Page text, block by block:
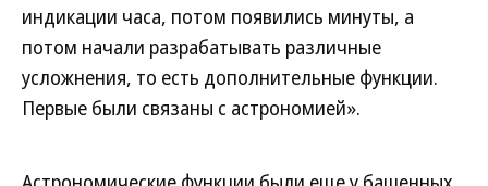
индикации часа, потом появились минуты, а
потом начали разрабатывать различные
усложнения, то есть дополнительные функции.
Первые были связаны с астрономией».